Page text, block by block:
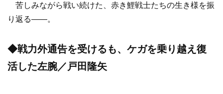
苦しみながら戦い続けた、赤き鯉戦士たちの生き様を振
り返る——。
◆戦力外通告を受けるも、ケガを乗り越え復
活した左腕／戸田隆矢